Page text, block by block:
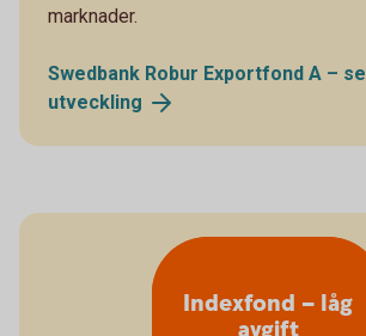
marknader.
Swedbank Robur Exportfond A – se
utveckling
Indexfond – låg